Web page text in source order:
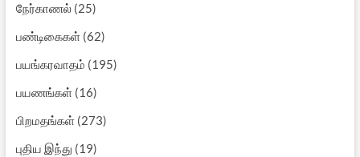
நேர்காணல்(25)
பண்டிகைகள்(62)
பயங்கரவாதம் (195)
பயணங்கள்(16)
பிறமதங்கள்(273)
புதிய இந்து (19)